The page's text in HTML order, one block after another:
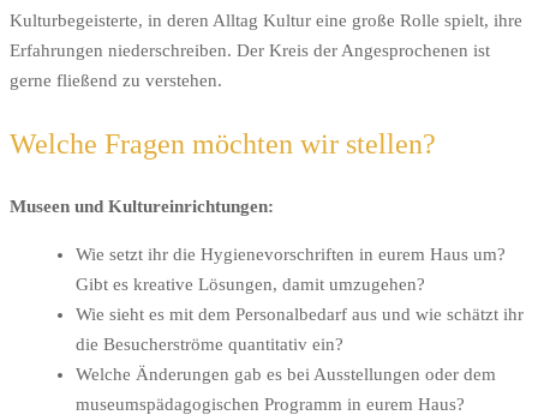
Kulturbegeisterte, in deren Alltag Kultur eine große Rolle spielt, ihre
Erfahrungen niederschreiben. Der Kreis der Angesprochenen ist
gerne fließend zu verstehen.
Welche Fragen möchten wir stellen?
Museen und Kultureinrichtungen:
Wie setzt ihr die Hygienevorschriften in eurem Haus um?
Gibt es kreative Lösungen, damit umzugehen?
Wie sieht es mit dem Personalbedarf aus und wie schätzt ihr
die Besucherströme quantitativ ein?
Welche Änderungen gab es bei Ausstellungen oder dem
museumspädagogischen Programm in eurem Haus?